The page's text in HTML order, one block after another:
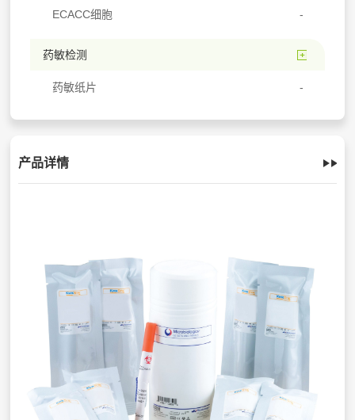
ECACC细胞
药敏检测
药敏纸片
产品详情